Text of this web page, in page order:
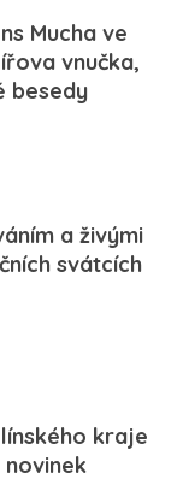
Mucha ve
vnučka,
besedy
a živými
svátcích
kraje
novinek